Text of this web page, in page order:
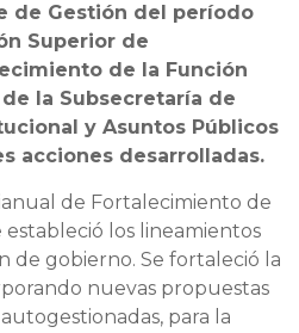
de Gestión del período
Superior de
de la Función
la Subsecretaría de
y Asuntos Públicos
acciones desarrolladas.
de Fortalecimiento de
los lineamientos
de gobierno. Se fortaleció la
nuevas propuestas
para la